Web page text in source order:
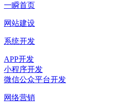
一瞬首页
网站建设
系统开发
APP开发
小程序开发
微信公众平台开发
网络营销